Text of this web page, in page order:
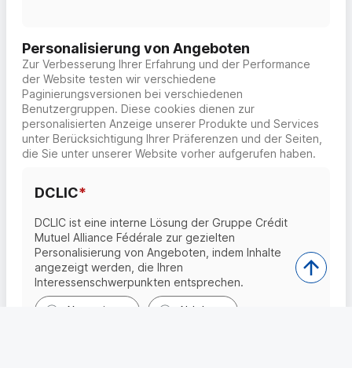
Personalisierung von Angeboten
Zur Verbesserung Ihrer Erfahrung und der Performance
der Website testen wir verschiedene
Paginierungsversionen bei verschiedenen
Benutzergruppen. Diese cookies dienen zur
personalisierten Anzeige unserer Produkte und Services
unter Berücksichtigung Ihrer Präferenzen und der Seiten,
die Sie unter unserer Website vorher aufgerufen haben.
DCLIC*
DCLIC ist eine interne Lösung der Gruppe Crédit
Mutuel Alliance Fédérale zur gezielten
Personalisierung von Angeboten, indem Inhalte
angezeigt werden, die Ihren
Interessenschwerpunkten entsprechen.
Akzeptieren Ablehnen